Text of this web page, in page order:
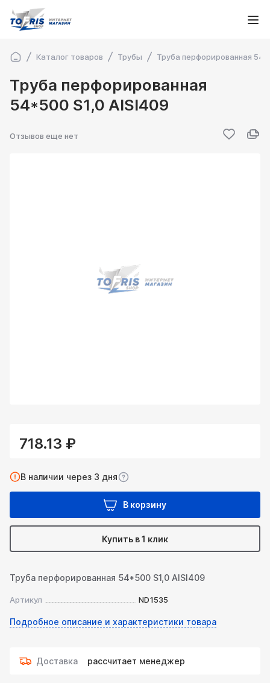
Каталог товаров Трубы Труба перфорированная
Труба перфорированная
54*500 S1,0 AISI409
Отзывов еще нет
718.13 ₽
В наличии через 3 дня
В корзину
Купить в 1 клик
Труба перфорированная 54*500 S1,0 AISI409
Артикул ND1535
Подробное описание и характеристики товара
Доставка рассчитает менеджер